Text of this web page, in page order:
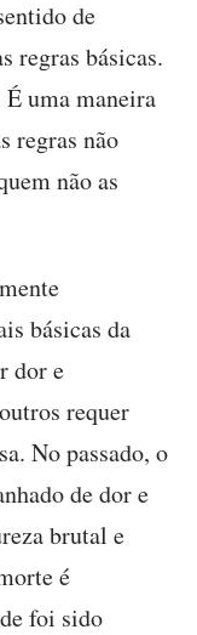
de
regras básicas.
uma maneira
regras não
não as
básicas da
dor e
requer
No passado, o
de dor e
brutal e
é
foi sido